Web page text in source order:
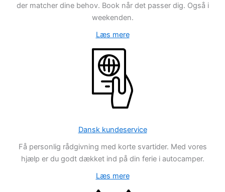
der matcher dine behov. Book når det passer dig. Også i
weekenden.
Læs mere
Dansk kundeservice
Få personlig rådgivning med korte svartider. Med vores
hjælp er du godt dækket ind på din ferie i autocamper.
Læs mere